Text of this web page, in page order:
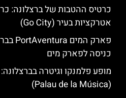
כרטיס ההטבות של ברצלונה:
אטרקציות בעיר (Go City)
כניסה לפארק מים
מופע פלמנקו וגיטרה
(Palau de la Música)